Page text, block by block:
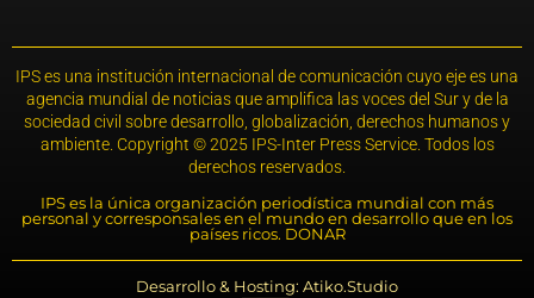
IPS es una institución internacional de comunicación cuyo eje es una
agencia mundial de noticias que amplifica las voces del Sur y de la
sociedad civil sobre desarrollo, globalización, derechos humanos y
ambiente. Copyright © 2025 IPS-Inter Press Service. Todos los
derechos reservados.
IPS es la única organización periodística mundial con más
personal y corresponsales en el mundo en desarrollo que en los
países ricos. DONAR
Desarrollo & Hosting: Atiko.Studio